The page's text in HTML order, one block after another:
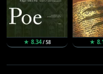
★ 8.34/ 58 ★